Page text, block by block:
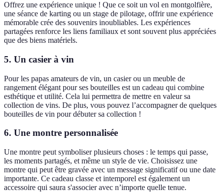
Offrez une expérience unique ! Que ce soit un vol en montgolfière,
une séance de karting ou un stage de pilotage, offrir une expérience
mémorable crée des souvenirs inoubliables. Les expériences
partagées renforce les liens familiaux et sont souvent plus appréciées
que des biens matériels.
5. Un casier à vin
Pour les papas amateurs de vin, un casier ou un meuble de
rangement élégant pour ses bouteilles est un cadeau qui combine
esthétique et utilité. Cela lui permettra de mettre en valeur sa
collection de vins. De plus, vous pouvez l’accompagner de quelques
bouteilles de vin pour débuter sa collection !
6. Une montre personnalisée
Une montre peut symboliser plusieurs choses : le temps qui passe,
les moments partagés, et même un style de vie. Choisissez une
montre qui peut être gravée avec un message significatif ou une date
importante. Ce cadeau classe et intemporel est également un
accessoire qui saura s'associer avec n’importe quelle tenue.